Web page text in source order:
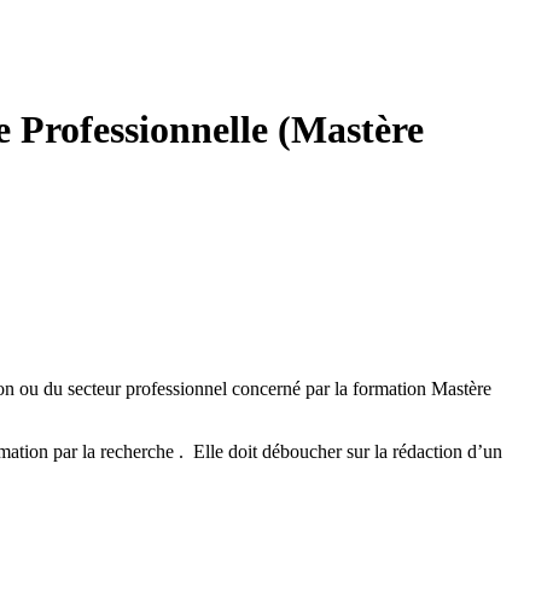
Professionnelle (Mastère
ou du secteur professionnel concerné par la formation Mastère
par la recherche . Elle doit déboucher sur la rédaction d’un